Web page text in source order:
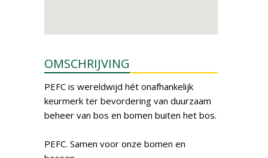
OMSCHRIJVING
PEFC is wereldwijd hét onafhankelijk
keurmerk ter bevordering van duurzaam
beheer van bos en bomen buiten het bos.
PEFC. Samen voor onze bomen en